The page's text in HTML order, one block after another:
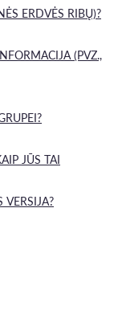
ERDVĖS RIBŲ)?
(PVZ.,
JŪS TAI
VERSIJA?